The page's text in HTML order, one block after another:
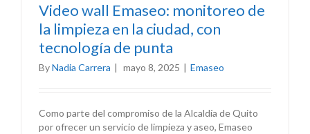
Video wall Emaseo: monitoreo de
la limpieza en la ciudad, con
tecnología de punta
ByNadia Carrera | mayo 8, 2025 | Emaseo
Como parte del compromiso de la Alcaldía de Quito
por ofrecer un servicio de limpieza y aseo, Emaseo